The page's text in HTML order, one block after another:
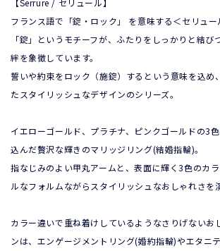
【Serrure / セリュール】
フランス語で「錠・ロック」 を意味する＜セリュー
「錠」というモチーフが、ふたりをしっかりと結び
絆を象徴しています。
誓いや約束をロック（施錠）するという意味を込め
たスタイリッシュなデザインのシリーズ。
イエローゴールド、プラチナ、ピンクゴールドの3
込んだ贅沢な輝きのマリッジリング(結婚指輪)。
指なじみのよい甲丸アームと、表面に輝く3色のカ
ルなフォルムながらスタイリッシュなおしゃれさを
カラー違いで重ね着けしているようなさりげないお
ンは、エンゲージメントリング(婚約指輪)やエタニ